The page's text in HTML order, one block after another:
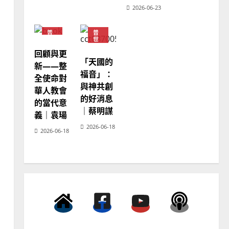
3
普世宣教
宣教的整全使命｜王永信
2025-02-18
4
普世宣教
向穆斯林傳福音的可行策略
｜黃約瑟
2025-02-20
2025-02-20
2026-06-23
普
教
回顧與更
新——整
全使命對
華人教會
的當代意
義｜袁瑒
2026-06-18
普
世
神
學
教
育
「天國的
福音」：
與神共創
的好消息
｜蔡明謀
2026-06-18